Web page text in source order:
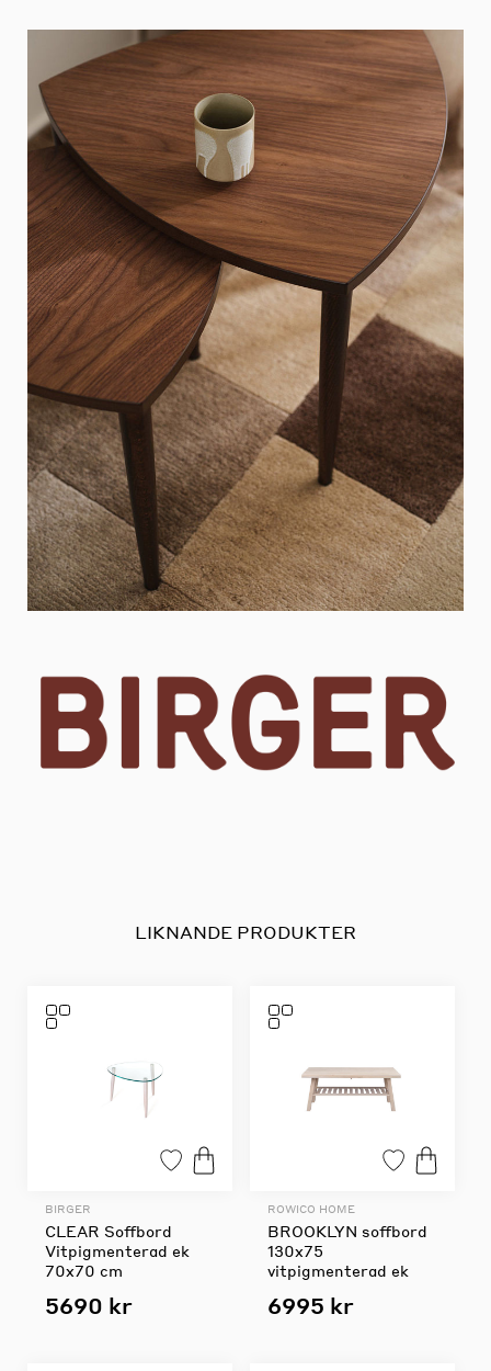
LIKNANDE PRODUKTER
BIRGER
CLEAR Soffbord
Vitpigmenterad ek
70x70 cm
5690 kr
ROWICO HOME
BROOKLYN soffbord
130x75
vitpigmenterad ek
6995 kr